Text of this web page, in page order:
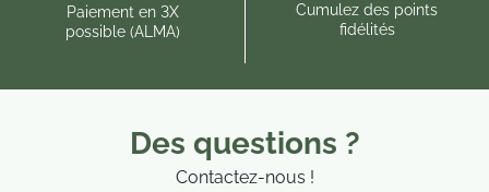
Paiement en 3X
possible (ALMA)
Cumulez des points
fidélités
Des questions ?
Contactez-nous !